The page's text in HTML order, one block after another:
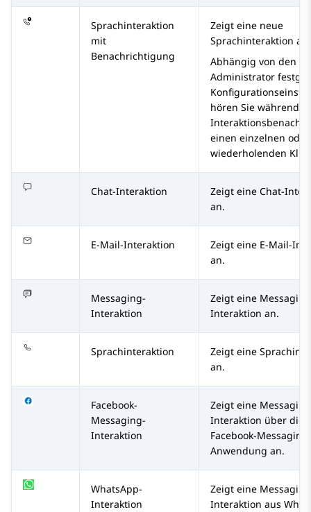
Sprachinteraktion
mit
Benachrichtigung
Zeigt eine neue
Sprachinteraktion an.
Abhängig von den
Administrator
hören Sie während
einen einzelnen
wiederholenden
Chat-Interaktion
Zeigt eine Chat-
an.
E-Mail-Interaktion
Zeigt eine E-Mail-
an.
Messaging-
Interaktion
Zeigt eine
Interaktion an.
Sprachinteraktion
Zeigt eine
an.
Facebook-
Messaging-
Interaktion
Zeigt eine
Interaktion über die
Facebook-Messaging-
Anwendung an.
WhatsApp-
Interaktion
Zeigt eine
Interaktion aus